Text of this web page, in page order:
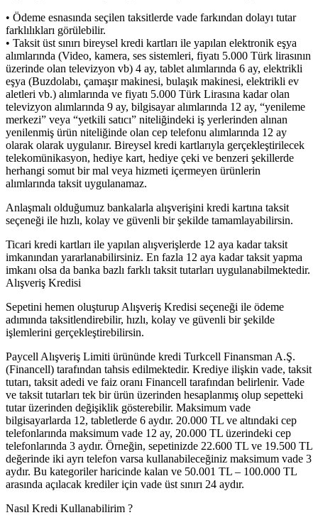
• Ödeme esnasında seçilen taksitlerde vade farkından dolayı tutar
farklılıkları görülebilir.
• Taksit üst sınırı bireysel kredi kartları ile yapılan elektronik eşya
alımlarında (Video, kamera, ses sistemleri, fiyatı 5.000 Türk lirasının
üzerinde olan televizyon vb) 4 ay, tablet alımlarında 6 ay, elektrikli
eşya (Buzdolabı, çamaşır makinesi, bulaşık makinesi, elektrikli ev
aletleri vb.) alımlarında ve fiyatı 5.000 Türk Lirasına kadar olan
televizyon alımlarında 9 ay, bilgisayar alımlarında 12 ay, “yenileme
merkezi” veya “yetkili satıcı” niteliğindeki iş yerlerinden alınan
yenilenmiş ürün niteliğinde olan cep telefonu alımlarında 12 ay
olarak olarak uygulanır. Bireysel kredi kartlarıyla gerçekleştirilecek
telekomünikasyon, hediye kart, hediye çeki ve benzeri şekillerde
herhangi somut bir mal veya hizmeti içermeyen ürünlerin
alımlarında taksit uygulanamaz.
Anlaşmalı olduğumuz bankalarla alışverişini kredi kartına taksit
seçeneği ile hızlı, kolay ve güvenli bir şekilde tamamlayabilirsin.
Ticari kredi kartları ile yapılan alışverişlerde 12 aya kadar taksit
imkanından yararlanabilirsiniz. En fazla 12 aya kadar taksit yapma
imkanı olsa da banka bazlı farklı taksit tutarları uygulanabilmektedir.
Alışveriş Kredisi
Sepetini hemen oluşturup Alışveriş Kredisi seçeneği ile ödeme
adımında taksitlendirebilir, hızlı, kolay ve güvenli bir şekilde
işlemlerini gerçekleştirebilirsin.
Paycell Alışveriş Limiti ürününde kredi Turkcell Finansman A.Ş.
(Financell) tarafından tahsis edilmektedir. Krediye ilişkin vade, taksit
tutarı, taksit adedi ve faiz oranı Financell tarafından belirlenir. Vade
ve taksit tutarları tek bir ürün üzerinden hesaplanmış olup sepetteki
tutar üzerinden değişiklik gösterebilir. Maksimum vade
bilgisayarlarda 12, tabletlerde 6 aydır. 20.000 TL ve altındaki cep
telefonlarında maksimum vade 12 ay, 20.000 TL üzerindeki cep
telefonlarında 3 aydır. Örneğin, sepetinizde 22.600 TL ve 19.500 TL
değerinde iki ayrı telefon varsa kullanabileceğiniz maksimum vade 3
aydır. Bu kategoriler haricinde kalan ve 50.001 TL – 100.000 TL
arasında açılacak krediler için vade üst sınırı 24 aydır.
Nasıl Kredi Kullanabilirim ?